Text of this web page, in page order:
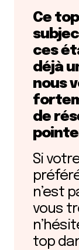
Ce
ces
déjà
nous
de
Si
n’est
vous
top